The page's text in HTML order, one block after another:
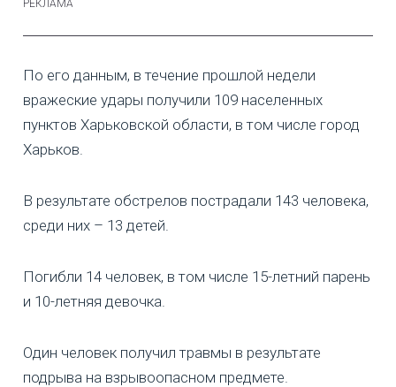
По его данным, в течение прошлой недели
вражеские удары получили 109 населенных
пунктов Харьковской области, в том числе город
Харьков.
В результате обстрелов пострадали 143 человека,
среди них – 13 детей.
Погибли 14 человек, в том числе 15-летний парень
и 10-летняя девочка.
Один человек получил травмы в результате
подрыва на взрывоопасном предмете.